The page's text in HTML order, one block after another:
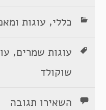
כללי, עוגות
עוגות שמרים,
שוקולד
השאירו תגובה